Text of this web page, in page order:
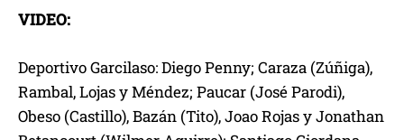
VIDEO:
Deportivo Garcilaso: Diego Penny; Caraza (Zúñiga),
Rambal, Lojas y Méndez; Paucar (José Parodi),
Obeso (Castillo), Bazán (Tito), Joao Rojas y Jonathan